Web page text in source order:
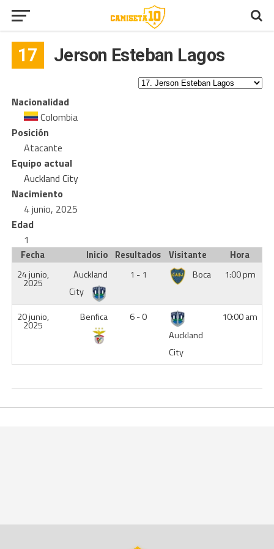
17 Jerson Esteban Lagos
Nacionalidad
Colombia
Posición
Atacante
Equipo actual
Auckland City
Nacimiento
4 junio, 2025
Edad
1
Fecha Inicio Resultados Visitante
Hora
24 junio,
2025
Auckland
City
1 - 1 Boca 1:00 pm
20 junio,
2025
Benfica
6 - 0
Auckland
City
10:00 am